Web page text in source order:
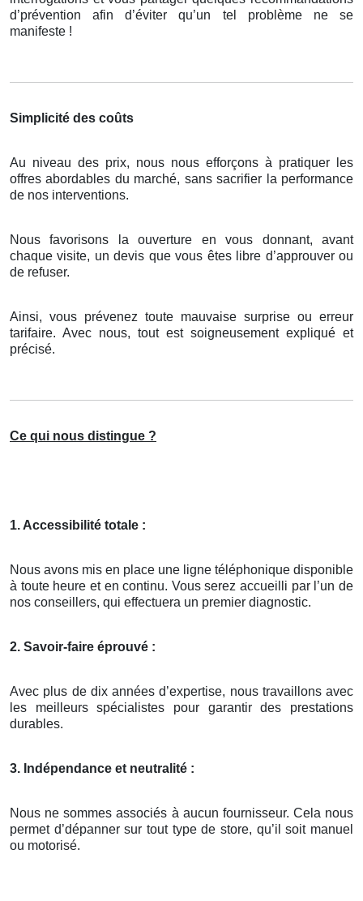
d’prévention afin d’éviter qu’un tel problème ne se
manifeste !
Simplicité des coûts
Au niveau des prix, nous nous efforçons à pratiquer les
offres abordables du marché, sans sacrifier la performance
de nos interventions.
Nous favorisons la ouverture en vous donnant, avant
chaque visite, un devis que vous êtes libre d’approuver ou
de refuser.
Ainsi, vous prévenez toute mauvaise surprise ou erreur
tarifaire. Avec nous, tout est soigneusement expliqué et
précisé.
Ce qui nous distingue ?
1. Accessibilité totale :
Nous avons mis en place une ligne téléphonique disponible
à toute heure et en continu. Vous serez accueilli par l’un de
nos conseillers, qui effectuera un premier diagnostic.
2. Savoir-faire éprouvé :
Avec plus de dix années d’expertise, nous travaillons avec
les meilleurs spécialistes pour garantir des prestations
durables.
3. Indépendance et neutralité :
Nous ne sommes associés à aucun fournisseur. Cela nous
permet d’dépanner sur tout type de store, qu’il soit manuel
ou motorisé.